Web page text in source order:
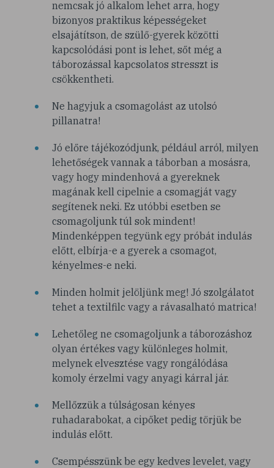
nemcsak jó alkalom lehet arra, hogy
bizonyos praktikus képességeket
elsajátítson, de szülő-gyerek közötti
kapcsolódási pont is lehet, sőt még a
táborozással kapcsolatos stresszt is
csökkentheti.
Ne hagyjuk a csomagolást az utolsó
pillanatra!
Jó előre tájékozódjunk, például arról, milyen
lehetőségek vannak a táborban a mosásra,
vagy hogy mindenhová a gyereknek
magának kell cipelnie a csomagját vagy
segítenek neki. Ez utóbbi esetben se
csomagoljunk túl sok mindent!
Mindenképpen tegyünk egy próbát indulás
előtt, elbírja-e a gyerek a csomagot,
kényelmes-e neki.
Minden holmit jelöljünk meg! Jó szolgálatot
tehet a textilfilc vagy a rávasalható matrica!
Lehetőleg ne csomagoljunk a táborozáshoz
olyan értékes vagy különleges holmit,
melynek elvesztése vagy rongálódása
komoly érzelmi vagy anyagi kárral jár.
Mellőzzük a túlságosan kényes
ruhadarabokat, a cipőket pedig törjük be
indulás előtt.
Csempésszünk be egy kedves levelet, vagy